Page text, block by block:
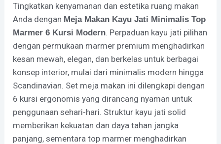
Tingkatkan kenyamanan dan estetika ruang makan
Anda dengan Meja Makan Kayu Jati Minimalis Top
Marmer 6 Kursi Modern . Perpaduan kayu jati pilihan
dengan permukaan marmer premium menghadirkan
kesan mewah, elegan, dan berkelas untuk berbagai
konsep interior, mulai dari minimalis modern hingga
Scandinavian. Set meja makan ini dilengkapi dengan
6 kursi ergonomis yang dirancang nyaman untuk
penggunaan sehari-hari. Struktur kayu jati solid
memberikan kekuatan dan daya tahan jangka
panjang, sementara top marmer menghadirkan